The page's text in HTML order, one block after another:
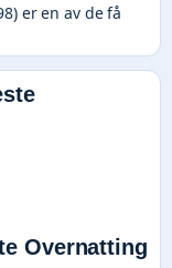
er en av de få
Overnatting